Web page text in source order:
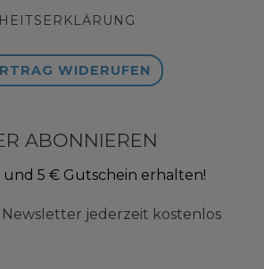
WIDERUFEN
ABONNIEREN
5 € Gutschein erhalten!
jederzeit kostenlos